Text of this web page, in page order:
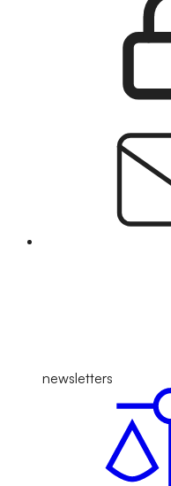
newsletters